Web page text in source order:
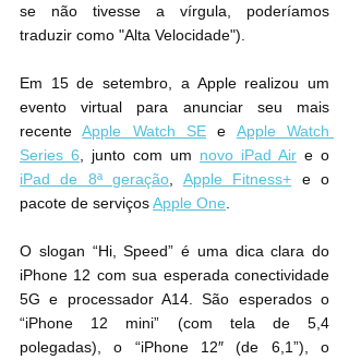
se não tivesse a vírgula, poderíamos
traduzir como "Alta Velocidade").
Em 15 de setembro, a Apple realizou um
evento virtual para anunciar seu mais
recente Apple Watch SE e Apple Watch
Series 6 , junto com um novo iPad Air
iPad de 8ª geração
Apple Fitness+ e o
pacote de serviços Apple One
O slogan “Hi, Speed” é uma dica clara do
iPhone 12 com sua esperada conectividade
5G e processador A14. São esperados o
“iPhone 12 mini” (com tela de 5,4
polegadas), o “iPhone 12″ (de 6,1”), o